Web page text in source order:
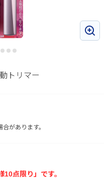
トリマー
があります。
点限り」です。